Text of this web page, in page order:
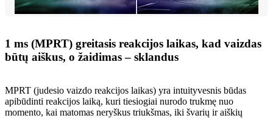
1 ms (MPRT) greitasis reakcijos laikas, kad vaizdas
būtų aiškus, o žaidimas – sklandus
MPRT (judesio vaizdo reakcijos laikas) yra intuityvesnis būdas
apibūdinti reakcijos laiką, kuri tiesiogiai nurodo trukmę nuo
momento, kai matomas neryškus triukšmas, iki švarių ir aiškių